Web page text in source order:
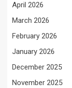
April 2026
March 2026
February 2026
January 2026
December 2025
November 2025